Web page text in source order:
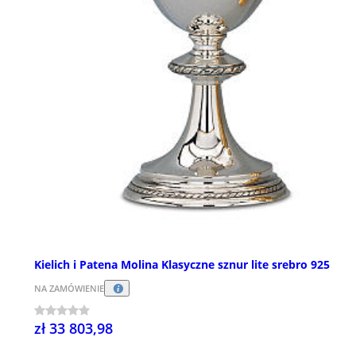
Kielich i Patena Molina Klasyczne sznur lite srebro 925
NA ZAMÓWIENIE
zł 33 803,98